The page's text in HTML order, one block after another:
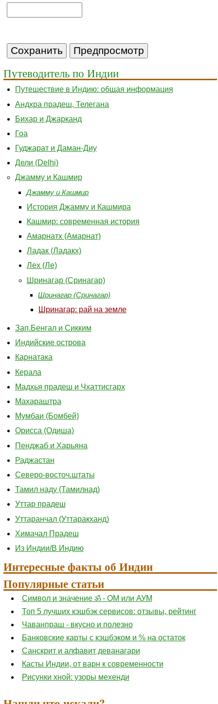
Путеводитель по Индии
Путешествие в Индию: общая информация
Андхра прадеш, Телегана
Бихар и Джарканд
Гоа
Гуджарат и Даман-Диу
Дели (Delhi)
Джамму и Кашмир
Джамму и Кашмир
История Джамму и Кашмира
Кашмир: современная история
Амарнатх (Амарнат)
Ладак (Ладакх)
Лех (Ле)
Шринагар (Сринагар)
Шринагар (Сринагар)
Шринагар: рай на земле
Зап.Бенгал и Сикким
Индийские острова
Карнатака
Керала
Мадхья прадеш и Чхаттисгарх
Махараштра
Мумбаи (Бомбей)
Орисса (Одиша)
Пенджаб и Харьяна
Раджастан
Северо-восточ.штаты
Тамил наду (Тамилнад)
Уттар прадеш
Уттаранчал (Уттаракханд)
Химачал Прадеш
Из Индии/В Индию
Интересные факты об Индии
Популярные статьи
Символ и значение ॐ - ОМ или АУМ
Топ 5 лучших кэшбэк сервисов: отзывы, рейтинг
Чаванпраш - вкусно и полезно
Банковские карты с кэшбэком и % на остаток
Санскрит и алфавит деванагари
Касты Индии, от варн к современности
Рисунки хной: узоры мехенди